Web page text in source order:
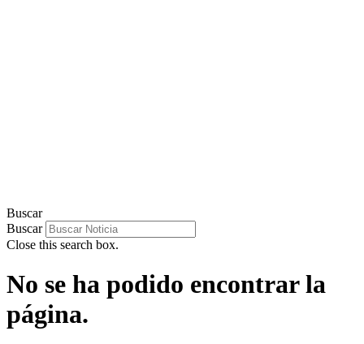
Buscar
Buscar
Close this search box.
No se ha podido encontrar la
página.